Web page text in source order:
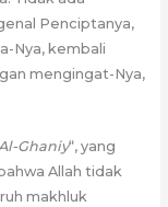
Penciptanya,
Nya, kembali
mengingat-Nya,
Ghaniy“, yang
Allah tidak
makhluk